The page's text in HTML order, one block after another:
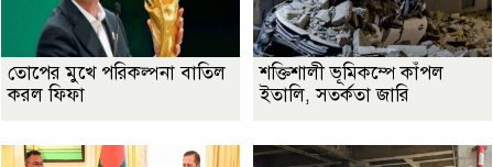
তোপের মুখে পরিকল্পনা বাতিল
করল ফিফা
শক্তিশালী ভূমিকম্পে কাঁপল
ইতালি, সতর্কতা জারি